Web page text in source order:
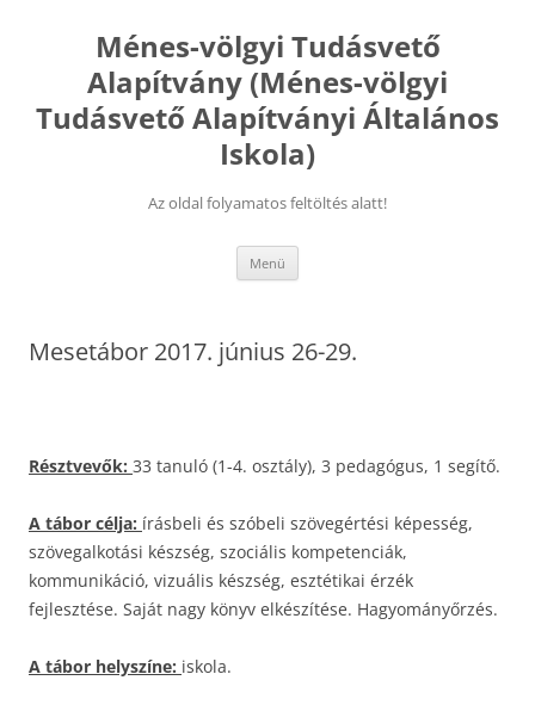
tartalombaMénes-völgyi Tudásvető
Alapítvány (Ménes-völgyi
Tudásvető Alapítványi Általános
Iskola)
Az oldal folyamatos feltöltés alatt!
Menü
Mesetábor 2017. június 26-29.
Résztvevők: 33 tanuló (1-4. osztály), 3 pedagógus, 1 segítő.
A tábor célja: írásbeli és szóbeli szövegértési képesség,
szövegalkotási készség, szociális kompetenciák,
kommunikáció, vizuális készség, esztétikai érzék
fejlesztése. Saját nagy könyv elkészítése. Hagyományőrzés.
A tábor helyszíne: iskola.